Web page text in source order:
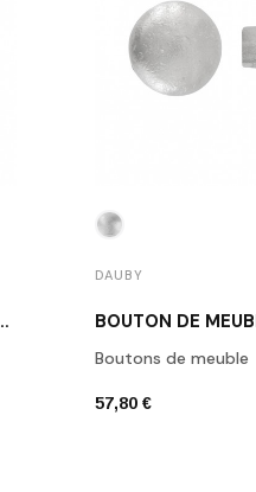
BLANC SATINÉ
DAUBY
Boutons de meuble
57,80 €